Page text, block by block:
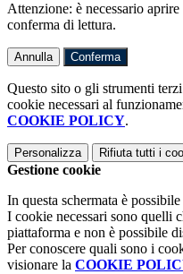
Attenzione: è necessario
conferma di lettura.
Annulla Conferma
Questo sito o gli strumenti
cookie necessari al
COOKIE POLICY.
Personalizza Rifiuta tutti i
Gestione cookie
In questa schermata è
I cookie necessari sono quelli
piattaforma e non è possibile
Per conoscere quali sono i
visionare la COOKIE